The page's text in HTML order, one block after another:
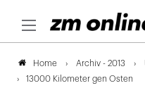
Home Archiv - 2013
13000 Kilometer gen Osten